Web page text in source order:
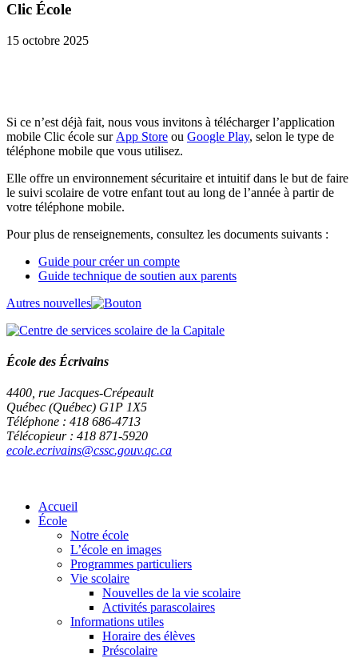
Clic École
15 octobre 2025
Si ce n’est déjà fait, nous vous invitons à télécharger l’application
mobile Clic école sur App Store ou Google Play, selon le type de
téléphone mobile que vous utilisez.
Elle offre un environnement sécuritaire et intuitif dans le but de faire
le suivi scolaire de votre enfant tout au long de l’année à partir de
votre téléphone mobile.
Pour plus de renseignements, consultez les documents suivants :
Guide pour créer un compte
Guide technique de soutien aux parents
Autres nouvelles
École des Écrivains
4400, rue Jacques-Crépeault
Québec (Québec) G1P 1X5
Téléphone : 418 686-4713
Télécopieur : 418 871-5920
ecole.ecrivains@cssc.gouv.qc.ca
Accueil
École
Notre école
L’école en images
Programmes particuliers
Vie scolaire
Nouvelles de la vie scolaire
Activités parascolaires
Informations utiles
Horaire des élèves
Préscolaire